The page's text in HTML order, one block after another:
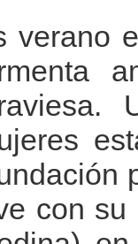
verano
con su